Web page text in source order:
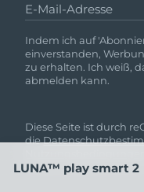
E-Mail-Adresse
Indem ich auf
einverstanden,
zu erhalten. Ich weiß,
abmelden kann.
Diese Seite ist durch
die
LUNA™ play smart 2